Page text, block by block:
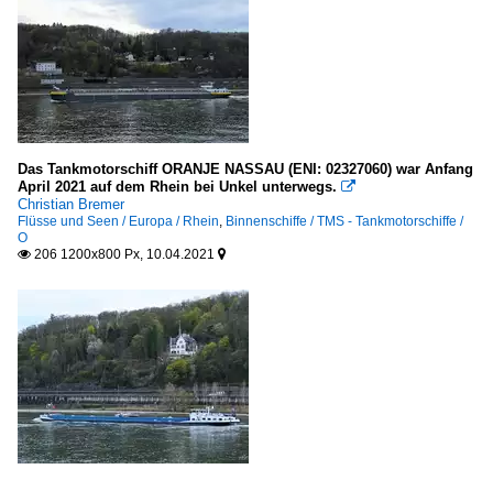
Das Tankmotorschiff ORANJE NASSAU (ENI: 02327060) war Anfang
April 2021 auf dem Rhein bei Unkel unterwegs. 
Christian Bremer
Flüsse und Seen / Europa / Rhein, Binnenschiffe / TMS - Tankmotorschiffe /
O
 206 1200x800 Px, 10.04.2021 